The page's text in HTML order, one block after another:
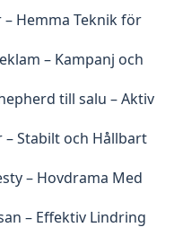
Hemma Teknik för
– Kampanj och
till salu – Aktiv
– Stabilt och Hållbart
– Hovdrama Med
– Effektiv Lindring